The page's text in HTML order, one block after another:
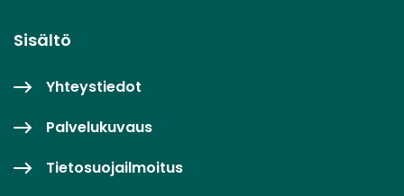
Sisältö
Yhteystiedot
Palvelukuvaus
Tietosuojailmoitus